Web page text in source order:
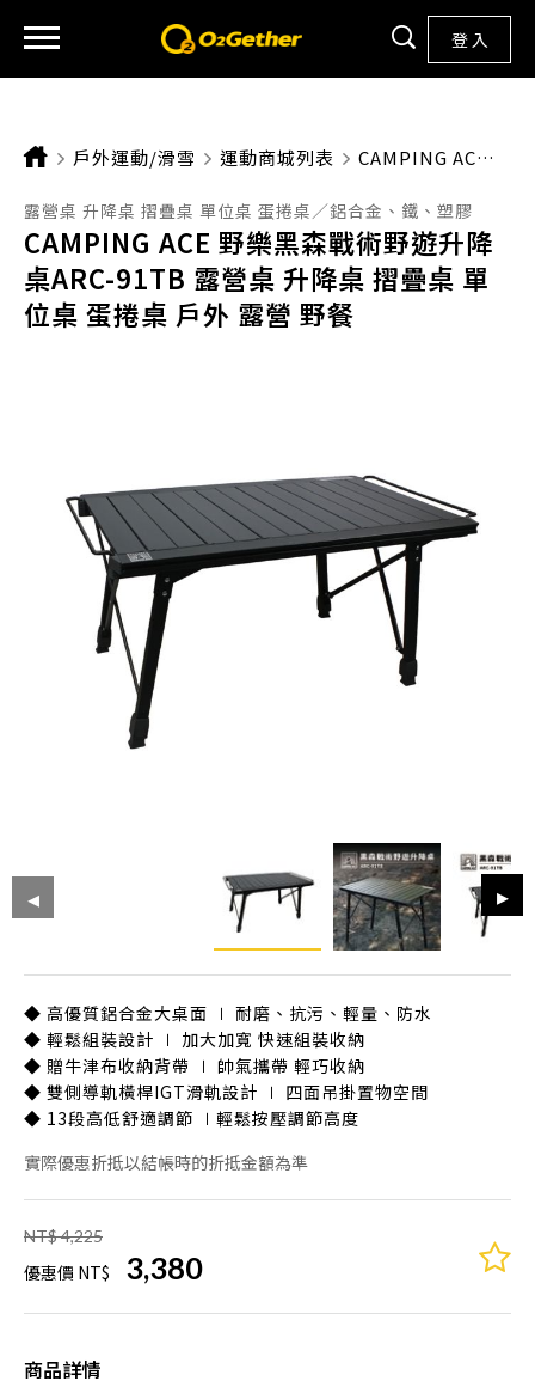
登 入
戶外運動/滑雪 運動商城列表 CURRENT: CAMPING ACE 野樂黑森戰術野遊升降桌ARC-91TB 露營桌 升降桌 摺疊桌 單位桌 蛋捲桌 戶外 露營 野餐
露營桌 升降桌 摺疊桌 單位桌 蛋捲桌／鋁合金、鐵、塑膠
CAMPING ACE 野樂黑森戰術野遊升降
桌ARC-91TB 露營桌 升降桌 摺疊桌 單
位桌 蛋捲桌 戶外 露營 野餐
◆ 高優質鋁合金大桌面 ∣ 耐磨、抗污、輕量、防水
◆ 輕鬆組裝設計 ∣ 加大加寬 快速組裝收納
◆ 贈牛津布收納背帶 ∣ 帥氣攜帶 輕巧收納
◆ 雙側導軌橫桿IGT滑軌設計 ∣ 四面吊掛置物空間
◆ 13段高低舒適調節 ∣輕鬆按壓調節高度
實際優惠折抵以結帳時的折抵金額為準
NT$ 4,225
優惠價 NT$ 3,380
商品詳情